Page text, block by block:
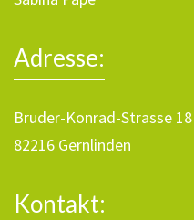
Adresse:
Bruder-Konrad-Strasse 18
82216 Gernlinden
Kontakt: